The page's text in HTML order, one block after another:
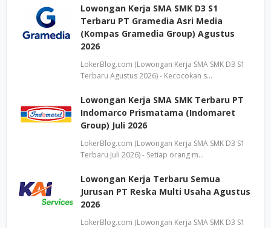
Lowongan Kerja SMA SMK D3 S1
Terbaru PT Gramedia Asri Media
(Kompas Gramedia Group) Agustus
2026
LokerBlog.com (Lowongan Kerja SMA SMK D3 S1
Terbaru Agustus 2026) - Kecocokan s…
Lowongan Kerja SMA SMK Terbaru PT
Indomarco Prismatama (Indomaret
Group) Juli 2026
LokerBlog.com (Lowongan Kerja SMA SMK D3 S1
Terbaru Juli 2026) - Setiap orang m…
Lowongan Kerja Terbaru Semua
Jurusan PT Reska Multi Usaha Agustus
2026
LokerBlog.com (Lowongan Kerja SMA SMK D3 S1